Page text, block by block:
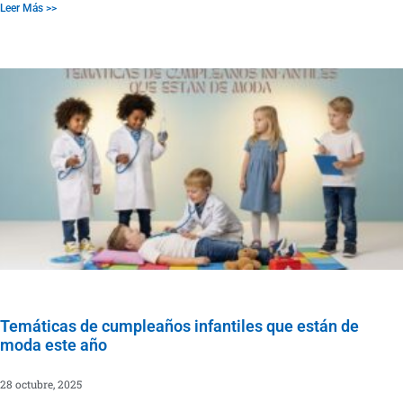
Leer Más >>
Temáticas de cumpleaños infantiles que están de
moda este año
28 octubre, 2025